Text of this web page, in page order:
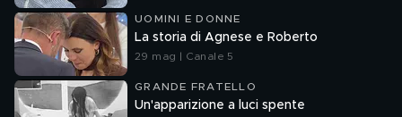
UOMINI E DONNE
La storia di Agnese e Roberto
29 mag | Canale 5
GRANDE FRATELLO
Un'apparizione a luci spente